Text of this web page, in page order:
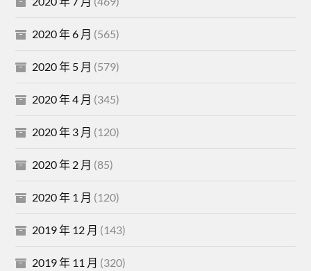
2020 年 6 月 (565)
2020 年 5 月 (579)
2020 年 4 月 (345)
2020 年 3 月 (120)
2020 年 2 月 (85)
2020 年 1 月 (120)
2019 年 12 月 (143)
2019 年 11 月 (320)